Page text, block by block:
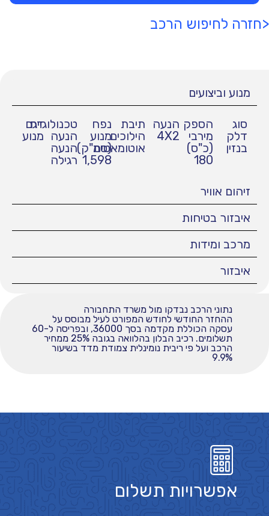
<חזרה לחיפוש הרכב
מנוע וביצועים
סוג
דלק
בנזין
הספק
מירבי
(כ"ס)
180
הנעה
4X2
תיבת
הילוכים
אוטומאטית
נפח
מנוע
(סמ"ק)
1,598
טכנולוגיית
הנעה
הנעה
רגילה
דגם
מנוע
זיהום אוויר
איבזור בטיחות
מרכב ומידות
איבזור
נתוני הרכב נבדקו מול משרד התחבורה
ההחזר החודשי לחודש המפורט לעיל מבוסס על
עסקה הכוללת מקדמה בסך 36000, ובפריסה ל-60
תשלומים. רכיב הבלון בהלוואה בגובה 25% ממחיר
הרכב ועל פי ריבית נומינלית צמודת מדד בשיעור
9.9%
אפשרויות תשלום